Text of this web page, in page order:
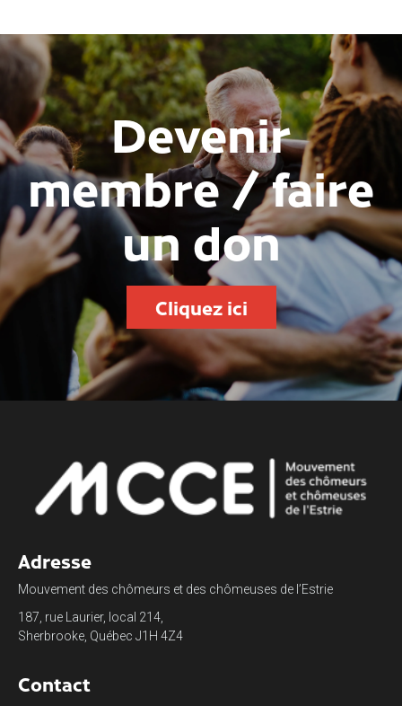
Devenir
membre / faire
un don
Cliquez ici
Adresse
Mouvement des chômeurs et des chômeuses de l’Estrie
187, rue Laurier, local 214,
Sherbrooke, Québec J1H 4Z4
Contact